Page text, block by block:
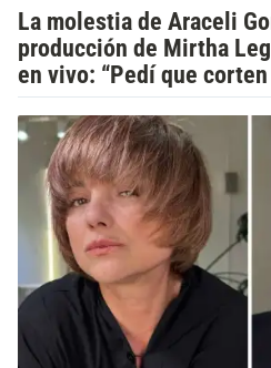
La molestia de Araceli
producción de Mirtha
en vivo: “Pedí que